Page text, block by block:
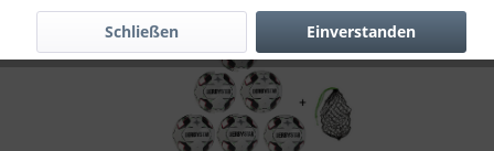
Einverstanden
Schließen